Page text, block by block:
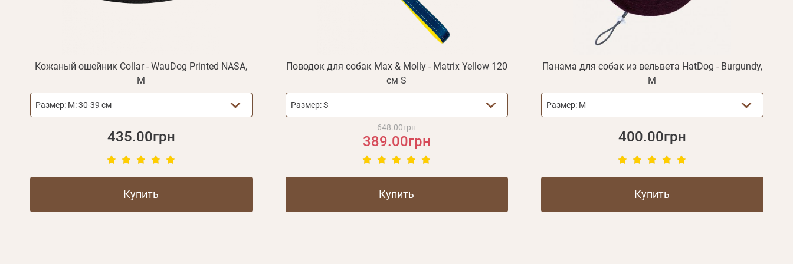
Кожаный ошейник Collar - WauDog Printed NASA,
M
Размер: M: 30-39 см
435.00грн
Купить
Поводок для собак Max & Molly - Matrix Yellow 120
см S
Размер:S
648.00грн
389.00грн
Купить
Панама для собак из вельвета HatDog - Burgundy,
M
Размер: M
400.00грн
Купить